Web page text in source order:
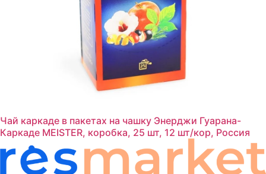
Чай каркаде в пакетах на чашку Энерджи Гуарана-
Каркаде MEISTER, коробка, 25 шт, 12 шт/кор, Россия